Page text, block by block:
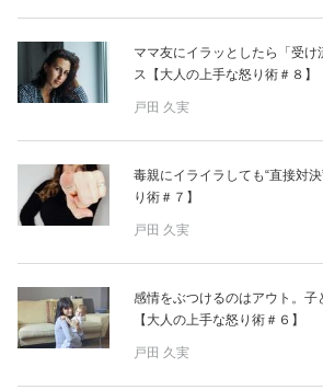
占い
ゲーム
ママ友にイラッとしたら「受け
ス【大人の上手な怒り術＃８】
戸田 久実
毒親にイライラしても“直接対
り術＃７】
戸田 久実
感情をぶつけるのはアウト。子
【大人の上手な怒り術＃６】
戸田 久実